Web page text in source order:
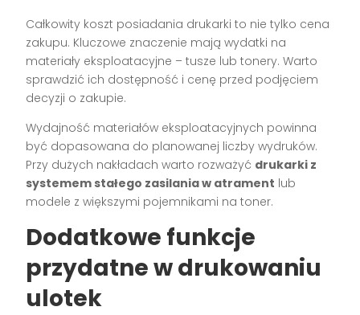
Całkowity koszt posiadania drukarki to nie tylko cena
zakupu. Kluczowe znaczenie mają wydatki na
materiały eksploatacyjne – tusze lub tonery. Warto
sprawdzić ich dostępność i cenę przed podjęciem
decyzji o zakupie.
Wydajność materiałów eksploatacyjnych powinna
być dopasowana do planowanej liczby wydruków.
Przy dużych nakładach warto rozważyć drukarki z
systemem stałego zasilania w atrament lub
modele z większymi pojemnikami na toner.
Dodatkowe funkcje
przydatne w drukowaniu
ulotek